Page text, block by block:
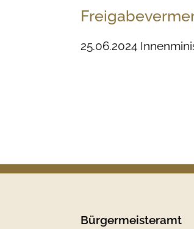
25.06.2024
Bürgermeisteramt